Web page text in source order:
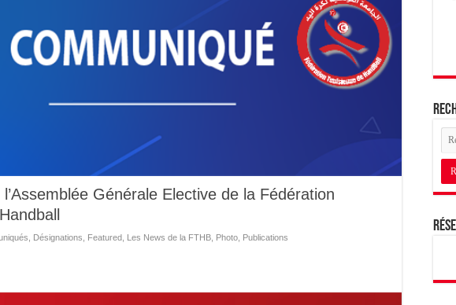
Générale Elective de la Fédération
Désignations Featured Les News de la FTHB Photo Publications